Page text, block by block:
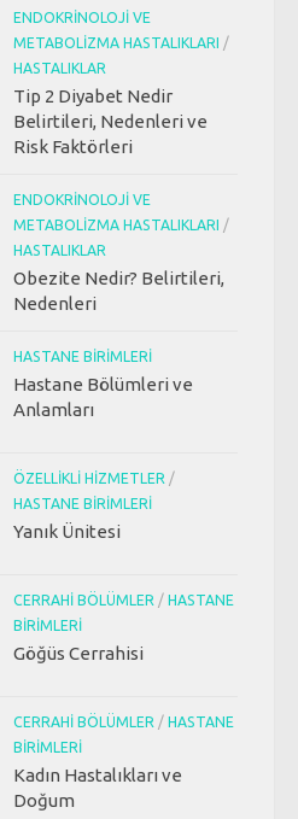
ENDOKRINOLOJI VE
METABOLIZMA HASTALIKLARI /
HASTALIKLAR
Tip 2 Diyabet Nedir
Belirtileri, Nedenleri ve
Risk Faktörleri
ENDOKRINOLOJI VE
METABOLIZMA HASTALIKLARI /
HASTALIKLAR
Obezite Nedir? Belirtileri,
Nedenleri
HASTANE BIRIMLERI
Hastane Bölümleri ve
Anlamları
ÖZELLIKLI HIZMETLER /
HASTANE BIRIMLERI
Yanık Ünitesi
CERRAHI BÖLÜMLER / HASTANE
BIRIMLERI
Göğüs Cerrahisi
CERRAHI BÖLÜMLER / HASTANE
BIRIMLERI
Kadın Hastalıkları ve
Doğum